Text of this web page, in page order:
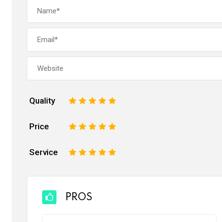
Quality 5
4
3
2
Price 5
4
3
2
Service 5
4
3
2
PROS